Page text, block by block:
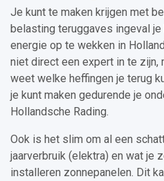
Je kunt te maken krijgen met
belasting teruggaves ingeval
energie op te wekken in
niet direct een expert in te zijn,
weet welke heffingen je terug
je kunt maken gedurende je
Hollandsche Rading.
Ook is het slim om al een
jaarverbruik (elektra) en wat je
installeren zonnepanelen. Dit